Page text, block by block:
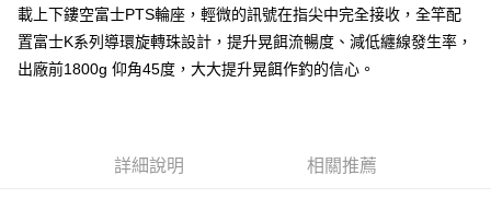
權轉讓予恩沛科技股份有限公司。
https://aftee.tw/terms/#terms3
３．未成年的使用者請事先徵得法定代理人或監護人之同意方可使用
請求用戶進行身份認證。
計)，訂單才得以成立**)
載上下鏤空富士PTS輪座，輕微的訊號在指尖中完全接收，全竿配
置富士K系列導環旋轉珠設計，提升晃餌流暢度、減低纏線發生率，
出廠前1800g 仰角45度，大大提升晃餌作釣的信心。
詳細說明 相關推薦